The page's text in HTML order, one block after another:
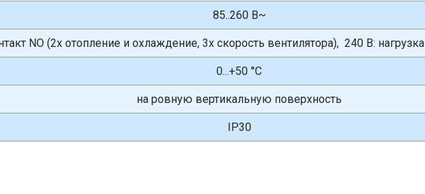
85..260 В~
NO (2x отопление и охлаждение, 3x скорость вентилятора), 240 В:
0...+50 °С
на ровную вертикальную поверхность
IP30